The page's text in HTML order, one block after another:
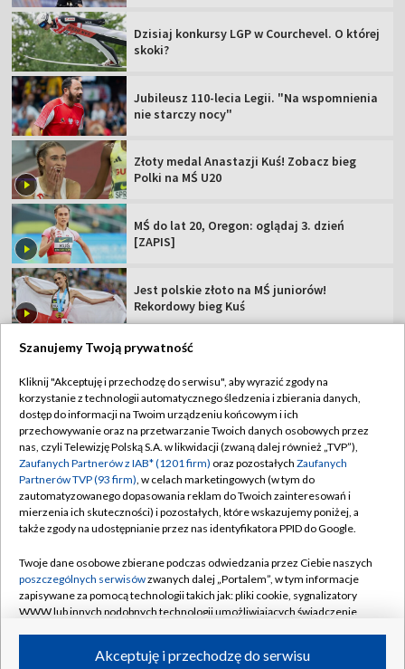
Dzisiaj konkursy LGP w Courchevel. O której
skoki?
Jubileusz 110-lecia Legii. "Na wspomnienia
nie starczy nocy"
Złoty medal Anastazji Kuś! Zobacz bieg
Polki na MŚ U20
MŚ do lat 20, Oregon: oglądaj 3. dzień
[ZAPIS]
Jest polskie złoto na MŚ juniorów!
Rekordowy bieg Kuś
TVP
Abonament TVP
Sklep TVP
Biuro Reklamy
Oferta Handlowa
Emisja w TVP
Rada Programowa
Ogłoszenia przetargowe
Akademia Telewizyjna
Regulamin TVP
Polityka prywatności
Moje zgody
Biuro reklamy
Kanały
©2026 Telewizja Polska Spółka Akcyjna w likwidacji
Szanujemy Twoją prywatność
Kliknij "Akceptuję i przechodzę do serwisu", aby wyrazić zgody na
korzystanie z technologii automatycznego śledzenia i zbierania danych,
dostęp do informacji na Twoim urządzeniu końcowym i ich
przechowywanie oraz na przetwarzanie Twoich danych osobowych przez
nas, czyli Telewizję Polską S.A. w likwidacji (zwaną dalej również „TVP”),
Zaufanych Partnerów z IAB* (1201 firm) oraz pozostałych Zaufanych
Partnerów TVP (93 firm), w celach marketingowych (w tym do
zautomatyzowanego dopasowania reklam do Twoich zainteresowań i
mierzenia ich skuteczności) i pozostałych, które wskazujemy poniżej, a
także zgody na udostępnianie przez nas identyfikatora PPID do Google.
Twoje dane osobowe zbierane podczas odwiedzania przez Ciebie naszych
poszczególnych serwisówzwanych dalej „Portalem”, w tym informacje
zapisywane za pomocą technologii takich jak: pliki cookie, sygnalizatory
WWW lub innych podobnych technologii umożliwiających świadczenie
ruchu w Internecie.Akceptuję i przechodzę do serwisu